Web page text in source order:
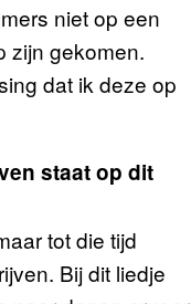
niet op een
zijn gekomen.
dat ik deze op
staat op dit
tot die tijd
Bij dit liedje